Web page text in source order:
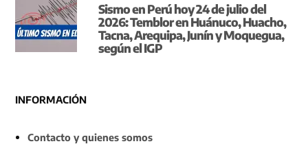
Sismo en Perú hoy 24 de julio del
2026: Temblor en Huánuco, Huacho,
Tacna, Arequipa, Junín y Moquegua,
según el IGP
INFORMACIÓN
Contacto y quienes somos